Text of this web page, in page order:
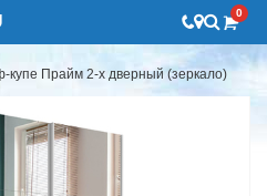
0
купе Прайм 2-х дверный (зеркало)